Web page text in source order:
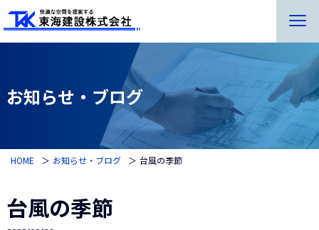
お知らせ・ブログ
HOME お知らせ・ブログ 台風の季節
台風の季節